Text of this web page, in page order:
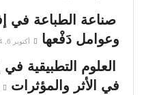
صناعة الطباعة في
وعوامل دَفْعها
أكتوبر 6, 2024
العلوم التطبيقية
في الأثر والمؤثرات